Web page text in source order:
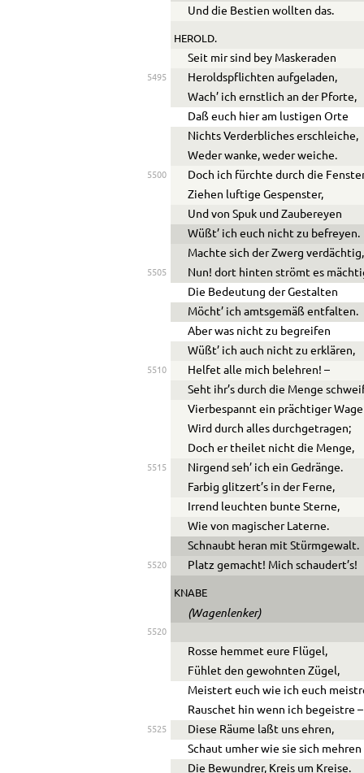
Und die Bestien wollten das.
HEROLD.
Seit mir sind bey Maskeraden
5495
Heroldspflichten aufgeladen,
Wach’ ich ernstlich an der Pforte,
Daß euch hier am lustigen Orte
Nichts Verderbliches erschleiche,
Weder wanke, weder weiche.
5500
Doch ich fürchte durch die
Ziehen luftige Gespenster,
Und von Spuk und Zaubereyen
Wüßt’ ich euch nicht zu befreyen.
Machte sich der Zwerg verdächtig,
5505
Nun! dort hinten strömt es
Die Bedeutung der Gestalten
Möcht’ ich amtsgemäß entfalten.
Aber was nicht zu begreifen
Wüßt’ ich auch nicht zu erklären,
5510
Helfet alle mich belehren! –
Seht ihr’s durch die Menge
Vierbespannt ein prächtiger
Wird durch alles durchgetragen;
Doch er theilet nicht die Menge,
5515
Nirgend seh’ ich ein Gedränge.
Farbig glitzert’s in der Ferne,
Irrend leuchten bunte Sterne,
Wie von magischer Laterne.
Schnaubt heran mit Stürmgewalt.
5520 Platz gemacht! Mich schaudert’s!
KNABE
(Wagenlenker)
5520
Rosse hemmet eure Flügel,
Fühlet den gewohnten Zügel,
Meistert euch wie ich euch
Rauschet hin wenn ich begeistre –
5525
Diese Räume laßt uns ehren,
Schaut umher wie sie sich mehren
Die Bewundrer, Kreis um Kreise.